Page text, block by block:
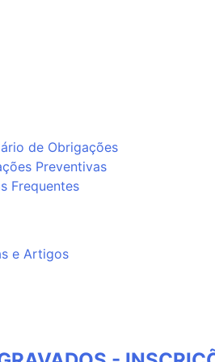
de Obrigações
Preventivas
Frequentes
e Artigos